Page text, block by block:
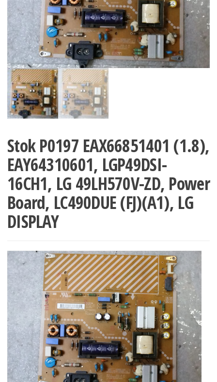
Stok P0197 EAX66851401 (1.8),
EAY64310601, LGP49DSI-
16CH1, LG 49LH570V-ZD, Power
Board, LC490DUE (FJ)(A1), LG
DISPLAY